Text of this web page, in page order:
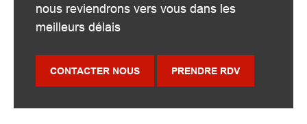
nous reviendrons vers vous dans les
meilleurs délais
CONTACTER NOUS PRENDRE RDV